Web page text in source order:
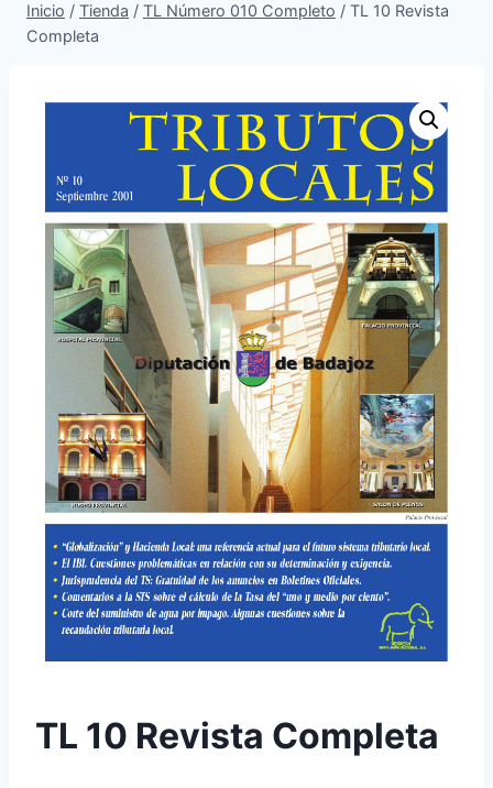
Inicio / Tienda / TL Número 010 Completo / TL 10 Revista
Completa
TL 10 Revista Completa